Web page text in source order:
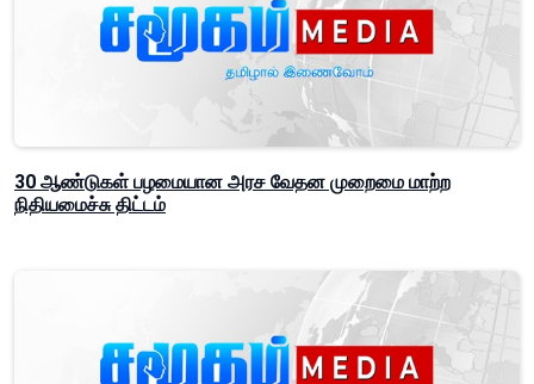
30 ஆண்டுகள் பழமையான அரச வேதன முறைமை மாற்ற
நிதியமைச்சு திட்டம்